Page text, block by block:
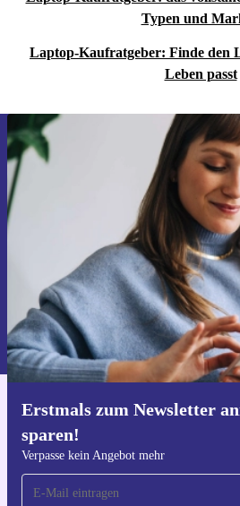
Technologie in Einklang bringst.
Entscheide dich für das
nicht nur deine unmittelbaren
sondern auch zu einer
Zukunft beiträgt.
Typen und
Laptop-Kaufratgeber: Finde den
Leben passt
Erstmals zum Newsletter
sparen!
Verpasse kein Angebot mehr
Erstmals zum
15 € sparen!
Verpasse kein Angebot
Gutschein
Informationen über die Verwendung
du in unserer
Datenschutzerklärung.
Hol dir die